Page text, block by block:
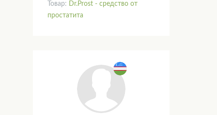
Товар: Dr.Prost - средство от
простатита